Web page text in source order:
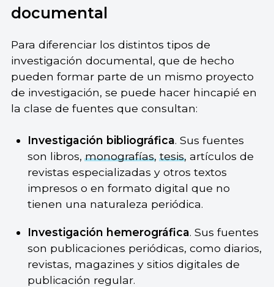
documental
Para diferenciar los distintos tipos de
investigación documental, que de hecho
pueden formar parte de un mismo proyecto
de investigación, se puede hacer hincapié en
la clase de fuentes que consultan:
Investigación bibliográfica. Sus fuentes
son libros,monografías,tesis, artículos de
revistas especializadas y otros textos
impresos o en formato digital que no
tienen una naturaleza periódica.
Investigación hemerográfica. Sus fuentes
son publicaciones periódicas, como diarios,
revistas, magazines y sitios digitales de
publicación regular.